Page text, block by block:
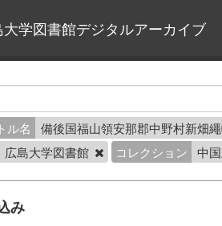
大学図書館デジタルアーカイブ
ル名
備後国福山領安那郡中野村新畑
広島大学図書館 コレクション 中
み